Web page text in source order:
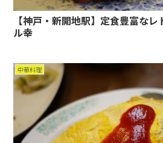
【神戸・新開地駅】定食豊富な
ル幸
中華料理